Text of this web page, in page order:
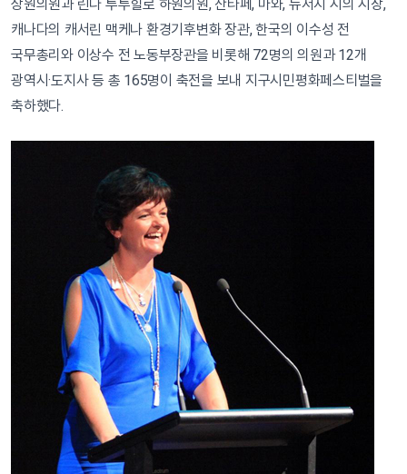
상원의원과 린다 투투힐로 하원의원, 산타페, 마와, 뉴저지 시의 시장,
캐나다의 캐서린 맥케나 환경기후변화 장관, 한국의 이수성 전
국무총리와 이상수 전 노동부장관을 비롯해 72명의 의원과 12개
광역시·도지사 등 총 165명이 축전을 보내 지구시민평화페스티벌을
축하했다.